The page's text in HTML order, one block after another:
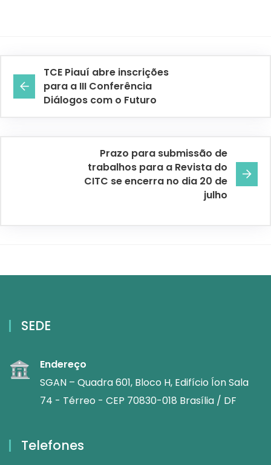
TCE Piauí abre inscrições
para a III Conferência
Diálogos com o Futuro
Prazo para submissão de
trabalhos para a Revista do
CITC se encerra no dia 20 de
julho
SEDE
Endereço
SGAN – Quadra 601, Bloco H, Edifício Íon Sala
74 - Térreo - CEP 70830-018 Brasília / DF
Telefones